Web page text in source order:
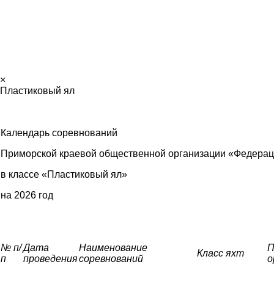
×
Пластиковый ял
Календарь соревнований
Приморской краевой общественной организации
в классе «Пластиковый ял»
на 2026 год
№ п/
п
Дата
проведения
Наименование
соревнований
Класс яхт